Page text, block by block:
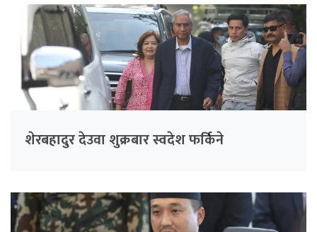
शेरबहादुर देउवा शुक्रबार स्वदेश फर्किने